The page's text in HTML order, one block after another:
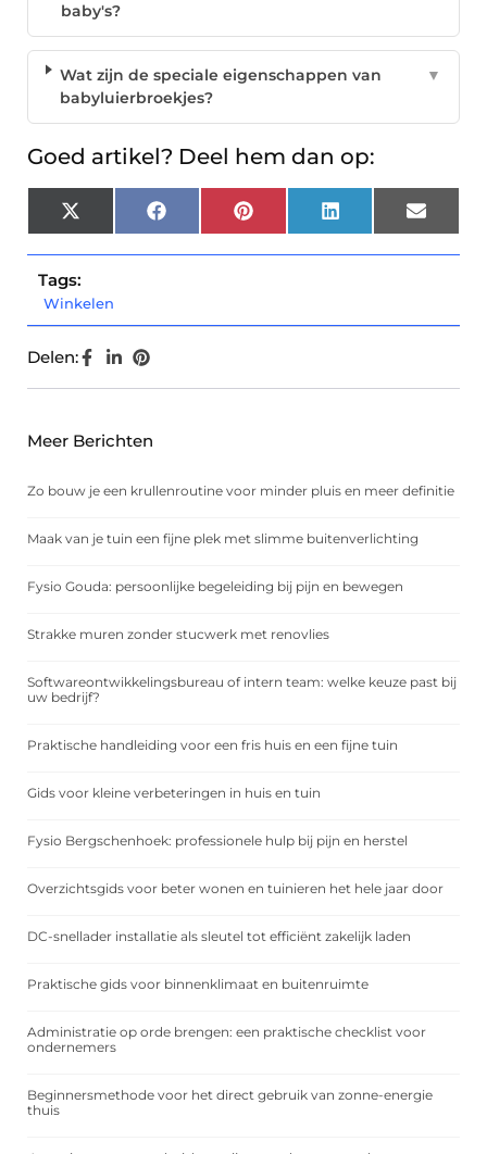
baby's?
Wat zijn de speciale eigenschappen van
babyluierbroekjes?
▼
Goed artikel? Deel hem dan op:
X
(Twitter)
Facebook Pinterest LinkedIn Email
Tags:
Winkelen
Delen:
Meer Berichten
Zo bouw je een krullenroutine voor minder pluis en meer definitie
Maak van je tuin een fijne plek met slimme buitenverlichting
Fysio Gouda: persoonlijke begeleiding bij pijn en bewegen
Strakke muren zonder stucwerk met renovlies
Softwareontwikkelingsbureau of intern team: welke keuze past bij
uw bedrijf?
Praktische handleiding voor een fris huis en een fijne tuin
Gids voor kleine verbeteringen in huis en tuin
Fysio Bergschenhoek: professionele hulp bij pijn en herstel
Overzichtsgids voor beter wonen en tuinieren het hele jaar door
DC-snellader installatie als sleutel tot efficiënt zakelijk laden
Praktische gids voor binnenklimaat en buitenruimte
Administratie op orde brengen: een praktische checklist voor
ondernemers
Beginnersmethode voor het direct gebruik van zonne-energie
thuis